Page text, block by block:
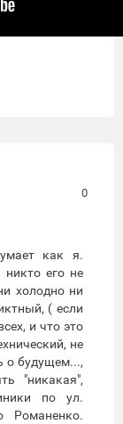
0
как я.
его не
холодно ни
( если
и что это
не
о будущем...,
"никакая",
по ул.
Романенко.